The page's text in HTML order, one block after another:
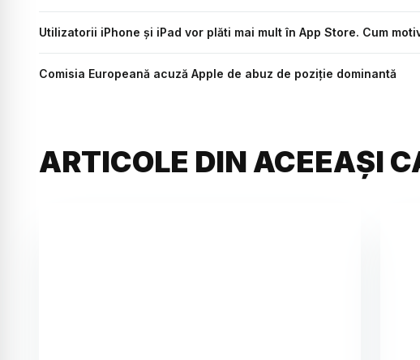
Utilizatorii iPhone și iPad vor plăti mai mult în App Store. Cum
Comisia Europeană acuză Apple de abuz de poziție dominantă
ARTICOLE DIN ACEEAȘI